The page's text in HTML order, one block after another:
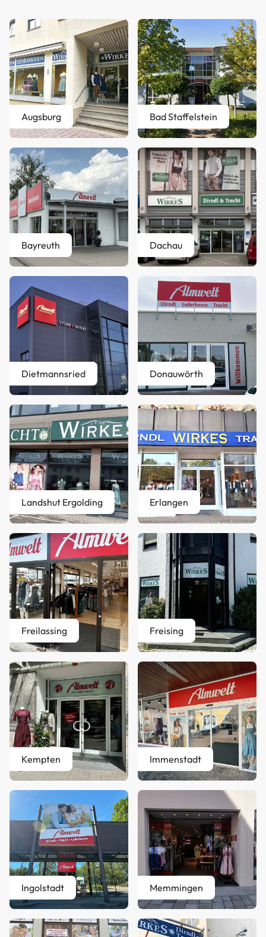
Augsburg Bad Staffelstein
Bayreuth Dachau
Dietmannsried Donauwörth
Landshut Ergolding Erlangen
Freilassing Freising
Kempten Immenstadt
Ingolstadt Memmingen